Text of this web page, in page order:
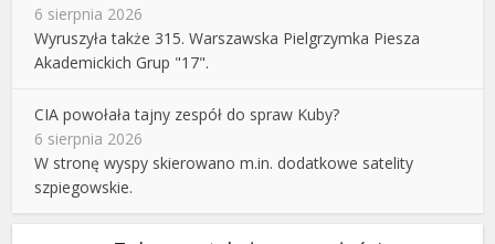
6 sierpnia 2026
Wyruszyła także 315. Warszawska Pielgrzymka Piesza
Akademickich Grup "17".
CIA powołała tajny zespół do spraw Kuby?
6 sierpnia 2026
W stronę wyspy skierowano m.in. dodatkowe satelity
szpiegowskie.